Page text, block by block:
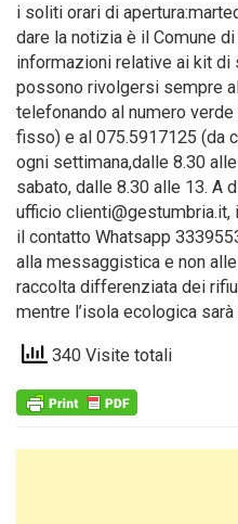
i soliti orari di
dare la notizia è il Comune
informazioni relative ai kit
possono rivolgersi sempre
telefonando al numero
fisso) e al 075.5917125 (da
ogni settimana,dalle 8.30
sabato, dalle 8.30 alle 13. A
ufficio
il contatto Whatsapp
alla messaggistica e non
raccolta differenziata dei
mentre l’isola ecologica
340 Visite totali